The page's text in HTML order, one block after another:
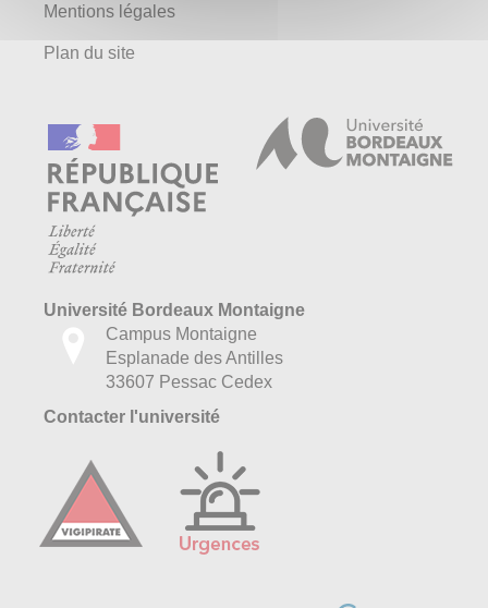
Mentions légales
Plan du site
Université Bordeaux Montaigne
Campus Montaigne
Esplanade des Antilles
33607 Pessac Cedex
Contacter l'université